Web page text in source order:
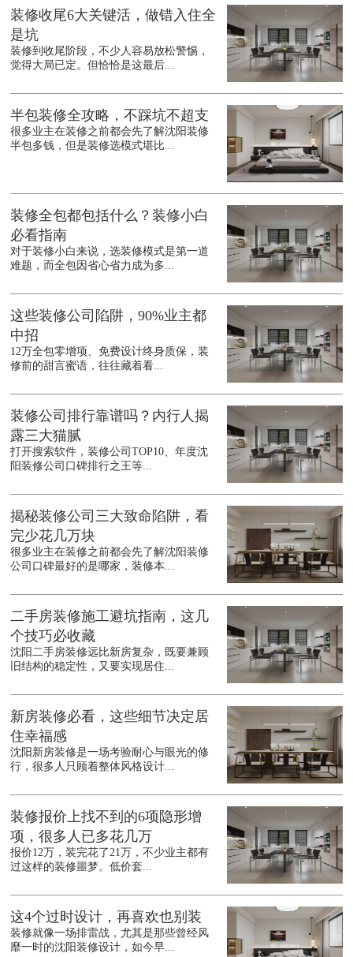
装修收尾6大关键活，做错入住全
是坑
装修到收尾阶段，不少人容易放松警惕，
觉得大局已定。但恰恰是这最后...
半包装修全攻略，不踩坑不超支
很多业主在装修之前都会先了解沈阳装修
半包多钱，但是装修选模式堪比...
装修全包都包括什么？装修小白
必看指南
对于装修小白来说，选装修模式是第一道
难题，而全包因省心省力成为多...
这些装修公司陷阱，90%业主都
中招
12万全包零增项、免费设计终身质保，装
修前的甜言蜜语，往往藏着看...
装修公司排行靠谱吗？内行人揭
露三大猫腻
打开搜索软件，装修公司TOP10、年度沈
阳装修公司口碑排行之王等...
揭秘装修公司三大致命陷阱，看
完少花几万块
很多业主在装修之前都会先了解沈阳装修
公司口碑最好的是哪家，装修本...
二手房装修施工避坑指南，这几
个技巧必收藏
沈阳二手房装修远比新房复杂，既要兼顾
旧结构的稳定性，又要实现居住...
新房装修必看，这些细节决定居
住幸福感
沈阳新房装修是一场考验耐心与眼光的修
行，很多人只顾着整体风格设计...
装修报价上找不到的6项隐形增
项，很多人已多花几万
报价12万，装完花了21万，不少业主都有
过这样的装修噩梦。低价套...
这4个过时设计，再喜欢也别装
装修就像一场排雷战，尤其是那些曾经风
靡一时的沈阳装修设计，如今早...